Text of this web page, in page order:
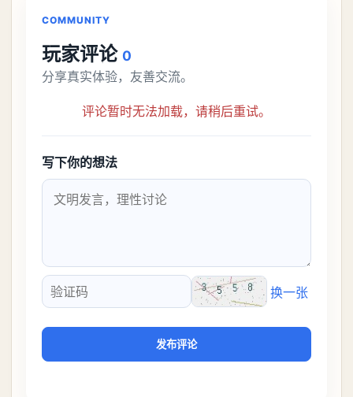
COMMUNITY
玩家评论 0
分享真实体验，友善交流。
评论暂时无法加载，请稍后重试。
写下你的想法
验证码
换一张
发布评论